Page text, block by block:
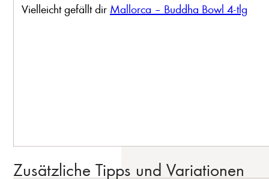
Vielleicht gefällt dir Mallorca – Buddha Bowl 4-tlg
Zusätzliche Tipps und Variationen